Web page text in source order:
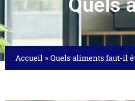
Quels
Accueil » Quels aliments faut-il